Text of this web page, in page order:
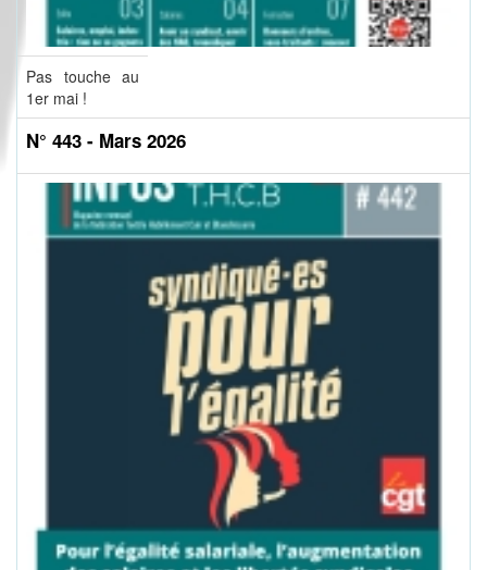
Pas touche au
1er mai !
N° 443 - Mars 2026